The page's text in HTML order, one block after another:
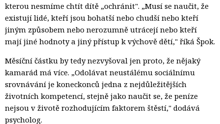
kterou nesmíme chtít dítě „ochránit". „Musí se naučit, že
existují lidé, kteří jsou bohatší nebo chudší nebo kteří
jiným způsobem nebo nerozumně utrácejí nebo kteří
mají jiné hodnoty a jiný přístup k výchově dětí," říká Špok.
Měsíční částku by tedy nezvyšoval jen proto, že nějaký
kamarád má více. „Odolávat neustálému sociálnímu
srovnávání je koneckonců jedna z nejdůležitějších
životních kompetencí, stejně jako naučit se, že peníze
nejsou v životě rozhodujícím faktorem štěstí," dodává
psycholog.